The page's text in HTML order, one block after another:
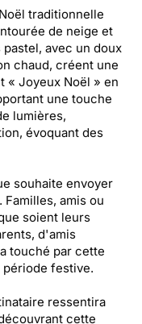
traditionnelle
de neige et
avec un doux
chaud, créent une
« Joyeux Noël » en
une touche
lumières,
évoquant des
souhaite envoyer
amis ou
soient leurs
d'amis
touché par cette
festive.
ressentira
cette